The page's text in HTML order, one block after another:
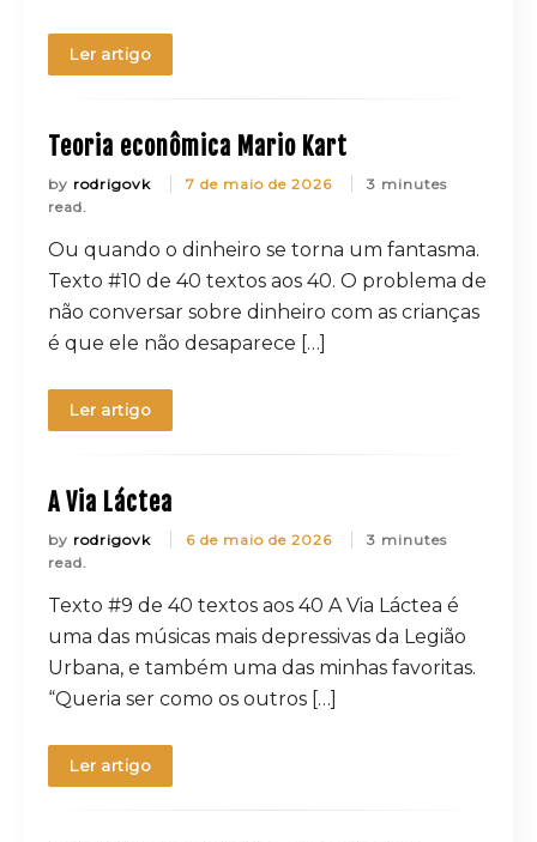
Ler artigo
Teoria econômica Mario Kart
by rodrigovk 7 de maio de 2026
3 minutes
read.
Ou quando o dinheiro se torna um fantasma.
Texto #10 de 40 textos aos 40. O problema de
não conversar sobre dinheiro com as crianças
é que ele não desaparece […]
Ler artigo
A Via Láctea
by rodrigovk 6 de maio de 2026
3 minutes
read.
Texto #9 de 40 textos aos 40 A Via Láctea é
uma das músicas mais depressivas da Legião
Urbana, e também uma das minhas favoritas.
“Queria ser como os outros […]
Ler artigo